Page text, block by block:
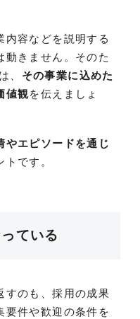
内容などを説明する
動きません。そのた
、 その事業に込めた
値観を伝えましょ
やエピソードを通じ
です。
ている
すのも、採用の成果
要件や歓迎の条件を